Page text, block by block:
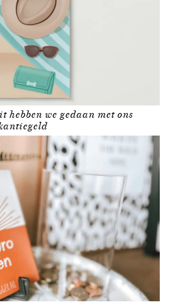
hebben we gedaan met ons